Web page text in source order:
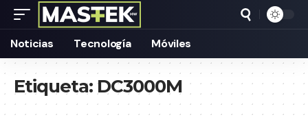
Noticias Tecnología Móviles
Etiqueta:DC3000M